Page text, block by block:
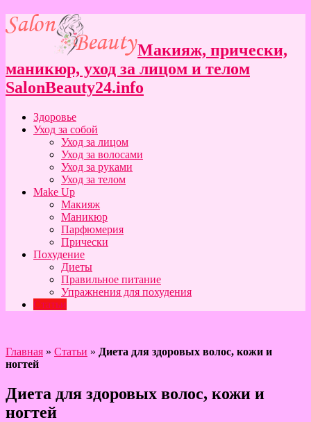
Макияж, прически,
маникюр, уход за лицом и телом
SalonBeauty24.info
Здоровье
Уход за собой
Уход за лицом
Уход за волосами
Уход за руками
Уход за телом
Make Up
Макияж
Маникюр
Парфюмерия
Прически
Похудение
Диеты
Правильное питание
Упражнения для похудения
Статьи
Главная » Статьи » Диета для здоровых волос, кожи и
ногтей
Диета для здоровых волос, кожи и
ногтей